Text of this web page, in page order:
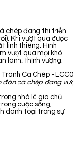
chép đang thi triển
Khi vượt qua được
linh thiêng. Hình
vượt qua mọi khó
lành, thịnh vượng.
đàn cá chép đang
nhà là gia chủ
cuộc sống,
danh toại trong sự